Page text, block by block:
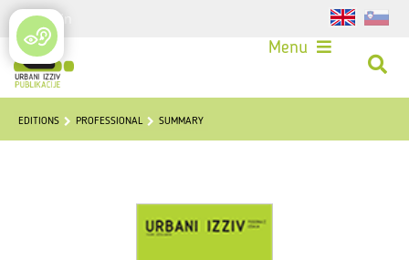
Login
Menu
EDITIONS PROFESSIONAL SUMMARY